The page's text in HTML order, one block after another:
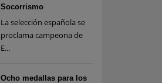
Socorrismo
La selección española se
proclama campeona de
E...
Ocho medallas para los